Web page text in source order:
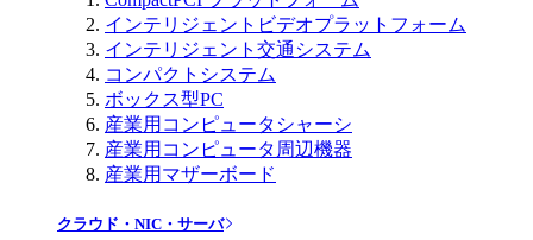
インテリジェントビデオプラットフォーム
インテリジェント交通システム
コンパクトシステム
ボックス型PC
産業用コンピュータシャーシ
産業用コンピュータ周辺機器
産業用マザーボード
クラウド・NIC・サーバ